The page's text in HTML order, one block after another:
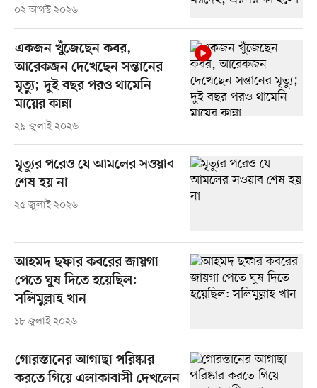
০২ আগস্ট ২০২৬
একজন খুঁজেছেন কবর,
আরেকজন দেখেছেন সন্তানের
মৃত্যু; দুই বছর পরও থামেনি
মায়ের কান্না
২৯ জুলাই ২০২৬
মৃত্যুর পরেও যে আমলের সওয়াব
শেষ হয় না
২৫ জুলাই ২০২৬
আহমদ ছফার কবরের জায়গা
পেতে ঘুষ দিতে হয়েছিল:
সলিমুল্লাহ খান
১৮ জুলাই ২০২৬
গোরস্তানের আগাছা পরিষ্কার
করতে গিয়ে এলাকাবাসী দেখলেন